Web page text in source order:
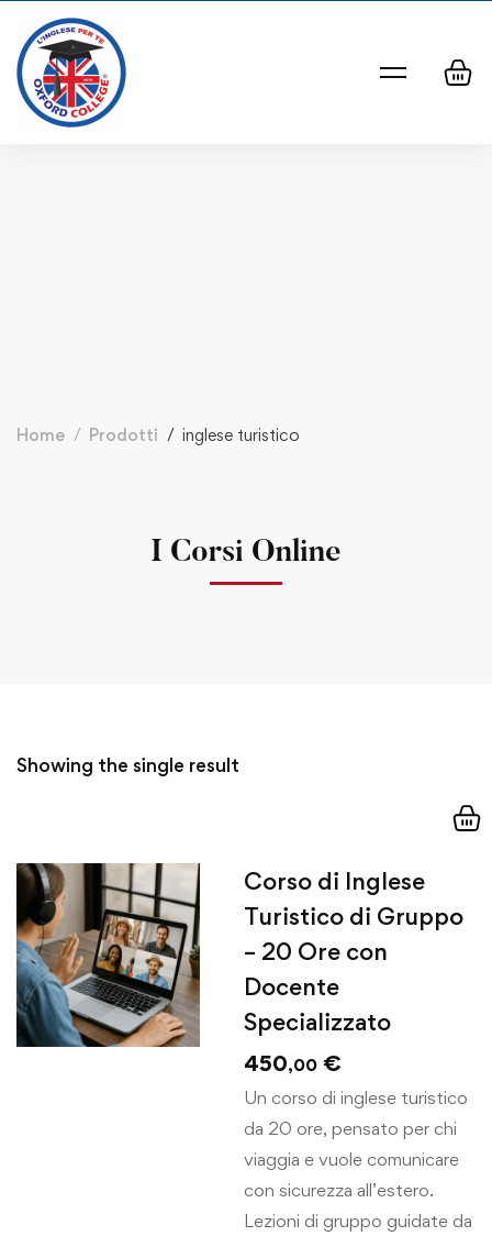
Home Prodotti inglese turistico
I Corsi Online
Showing the single result
Corso di Inglese
Turistico di Gruppo
– 20 Ore con
Docente
Specializzato
450,00 €
Un corso di inglese turistico
da 20 ore, pensato per chi
viaggia e vuole comunicare
con sicurezza all’estero.
Lezioni di gruppo guidate da